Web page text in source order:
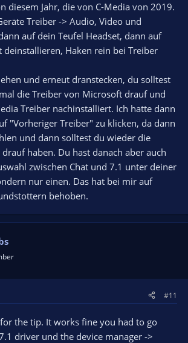
diesem Jahr, die von C-Media von 2019.
Treiber -> Audio, Video und
auf dein Teufel Headset, dann auf
deinstallieren, Haken rein bei Treiber
und erneut dranstecken, du solltest
die Treiber von Microsoft drauf und
Treiber nachinstalliert. Ich hatte dann
"Vorheriger Treiber" zu klicken, da dann
und dann solltest du wieder die
haben. Du hast danach aber auch
zwischen Chat und 7.1 unter deiner
nur einen. Das hat bei mir auf
behoben.
#11
the tip. It works fine you had to go
driver und the device manager ->